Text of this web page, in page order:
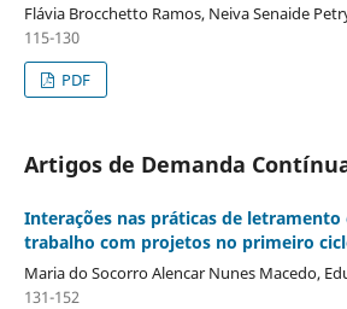
Flávia Brocchetto Ramos, Neiva Senaide
115-130
PDF
Artigos de Demanda
Interações nas práticas de letramento
trabalho com projetos no primeiro
Maria do Socorro Alencar Nunes Macedo,
131-152